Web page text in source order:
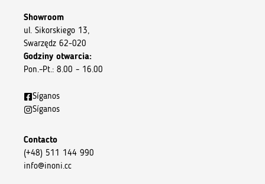
Showroom
ul. Sikorskiego 13,
Swarzędz 62-020
Godziny otwarcia:
Pon.–Pt.: 8.00 – 16.00
Síganos
Síganos
Contacto
(+48) 511 144 990
info@inoni.cc